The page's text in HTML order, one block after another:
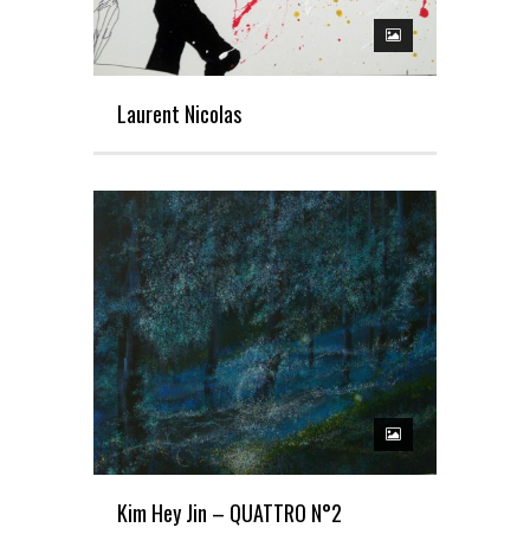
Laurent Nicolas
Kim Hey Jin – QUATTRO N°2